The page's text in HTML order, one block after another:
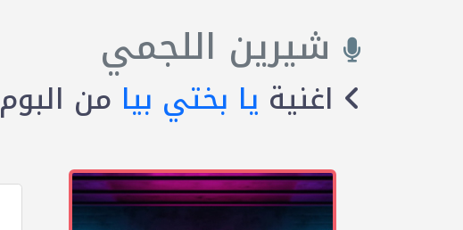
شيرين اللجمي
اغنية يا بختي بيا من البوم